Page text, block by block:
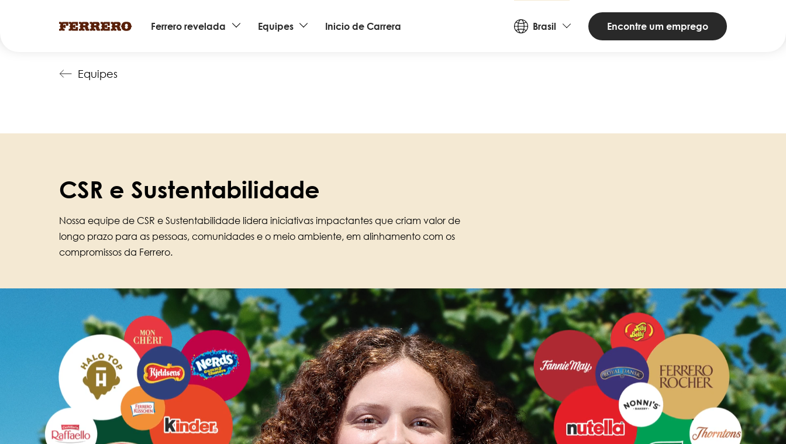
Main
Ferrero revelada Equipes Inicio de Carrera
Countries
and
Brasil Encontre um emprego
Equipes
CSR e Sustentabilidade
Nossa equipe de CSR e Sustentabilidade lidera iniciativas impactantes que criam valor de
longo prazo para as pessoas, comunidades e o meio ambiente, em alinhamento com os
compromissos da Ferrero.